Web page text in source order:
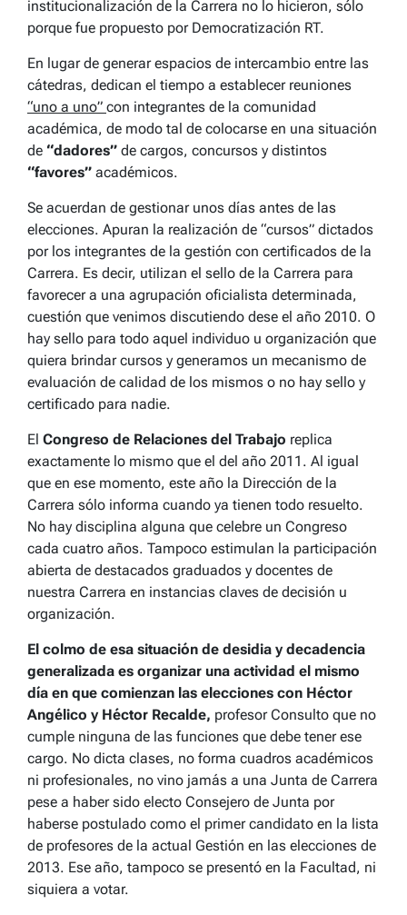
institucionalización de la Carrera no lo hicieron, sólo
porque fue propuesto por Democratización RT.
En lugar de generar espacios de intercambio entre las
cátedras, dedican el tiempo a establecer reuniones
“uno a uno” con integrantes de la comunidad
académica, de modo tal de colocarse en una situación
de “dadores” de cargos, concursos y distintos
“favores” académicos.
Se acuerdan de gestionar unos días antes de las
elecciones. Apuran la realización de “cursos” dictados
por los integrantes de la gestión con certificados de la
Carrera. Es decir, utilizan el sello de la Carrera para
favorecer a una agrupación oficialista determinada,
cuestión que venimos discutiendo dese el año 2010. O
hay sello para todo aquel individuo u organización que
quiera brindar cursos y generamos un mecanismo de
evaluación de calidad de los mismos o no hay sello y
certificado para nadie.
El Congreso de Relaciones del Trabajo replica
exactamente lo mismo que el del año 2011. Al igual
que en ese momento, este año la Dirección de la
Carrera sólo informa cuando ya tienen todo resuelto.
No hay disciplina alguna que celebre un Congreso
cada cuatro años. Tampoco estimulan la participación
abierta de destacados graduados y docentes de
nuestra Carrera en instancias claves de decisión u
organización.
El colmo de esa situación de desidia y decadencia
generalizada es organizar una actividad el mismo
día en que comienzan las elecciones con Héctor
Angélico y Héctor Recalde, profesor Consulto que no
cumple ninguna de las funciones que debe tener ese
cargo. No dicta clases, no forma cuadros académicos
ni profesionales, no vino jamás a una Junta de Carrera
pese a haber sido electo Consejero de Junta por
haberse postulado como el primer candidato en la lista
de profesores de la actual Gestión en las elecciones de
2013. Ese año, tampoco se presentó en la Facultad, ni
siquiera a votar.